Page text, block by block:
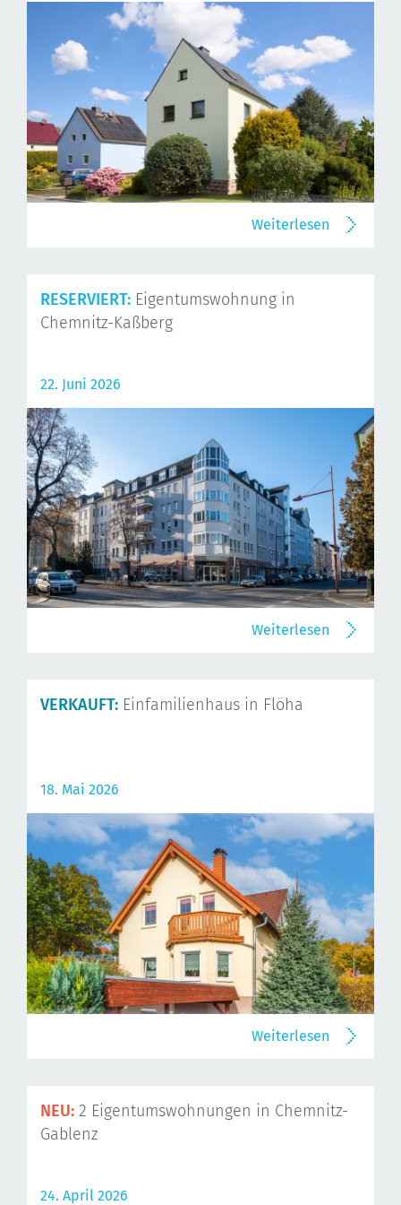
Weiterlesen
RESERVIERT: Eigentumswohnung in
Chemnitz-Kaßberg
22. Juni 2026
Weiterlesen
VERKAUFT: Einfamilienhaus in Flöha
18. Mai 2026
Weiterlesen
NEU: 2 Eigentumswohnungen in Chemnitz-
Gablenz
24. April 2026